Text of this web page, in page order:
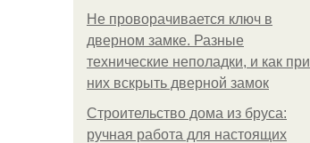
Не проворачивается ключ в
дверном замке. Разные
технические неполадки, и как при
них вскрыть дверной замок
Строительство дома из бруса:
ручная работа для настоящих